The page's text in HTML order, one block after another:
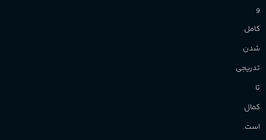
و
کامل
شدن
تدریجی
تا
کمال
است.